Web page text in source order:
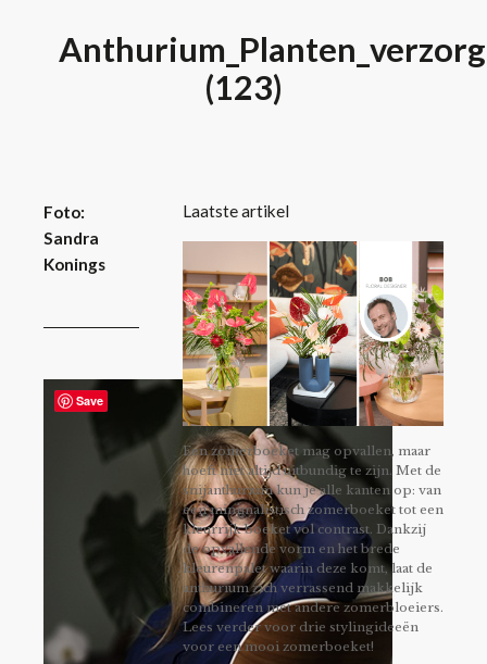
(123)
Foto:
Sandra
Konings
Laatste artikel
Een zomerboeket mag opvallen, maar
hoeft niet altijd uitbundig te zijn. Met de
snijanthurium kun je alle kanten op: van
een minimalistisch zomerboeket tot een
kleurrijk boeket vol contrast. Dankzij
de opvallende vorm en het brede
kleurenpalet waarin deze komt, laat de
anthurium zich verrassend makkelijk
combineren met andere zomerbloeiers.
Lees verder voor drie stylingideeën
voor een mooi zomerboeket!
Save